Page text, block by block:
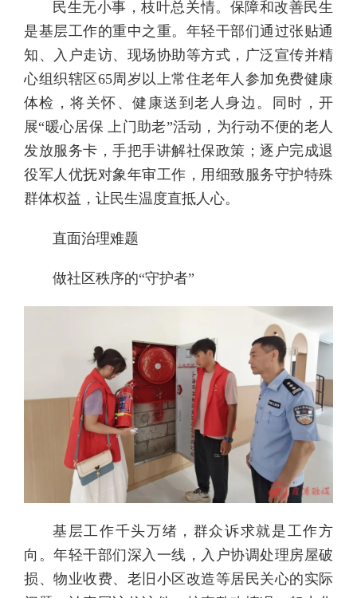
民生无小事，枝叶总关情。保障和改善民生
是基层工作的重中之重。年轻干部们通过张贴通
知、入户走访、现场协助等方式，广泛宣传并精
心组织辖区65周岁以上常住老年人参加免费健康
体检，将关怀、健康送到老人身边。同时，开
展“暖心居保 上门助老”活动，为行动不便的老人
发放服务卡，手把手讲解社保政策；逐户完成退
役军人优抚对象年审工作，用细致服务守护特殊
群体权益，让民生温度直抵人心。
直面治理难题
做社区秩序的“守护者”
基层工作千头万绪，群众诉求就是工作方
向。年轻干部们深入一线，入户协调处理房屋破
损、物业收费、老旧小区改造等居民关心的实际